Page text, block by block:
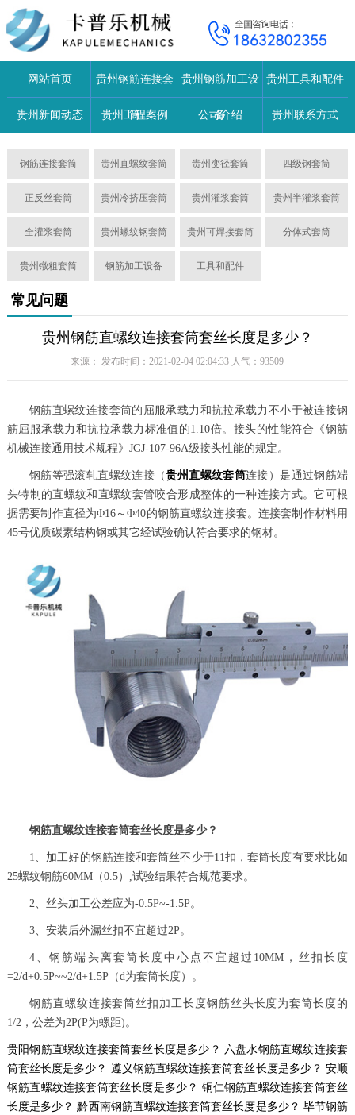
网站首页 贵州钢筋连接套
筒
贵州钢筋加工设
备
贵州工具和配件
贵州新闻动态 贵州工程案例 公司介绍 贵州联系方式
钢筋连接套筒 贵州直螺纹套筒 贵州变径套筒 四级钢套筒
正反丝套筒 贵州冷挤压套筒 贵州灌浆套筒 贵州半灌浆套筒
全灌浆套筒 贵州螺纹钢套筒 贵州可焊接套筒 分体式套筒
贵州镦粗套筒 钢筋加工设备 工具和配件
常见问题
贵州钢筋直螺纹连接套筒套丝长度是多少？
来源： 发布时间：2021-02-04 02:04:33 人气：93509
钢筋直螺纹连接套筒的屈服承载力和抗拉承载力不小于被连接钢
筋屈服承载力和抗拉承载力标准值的1.10倍。接头的性能符合《钢筋
机械连接通用技术规程》JGJ-107-96A级接头性能的规定。
钢筋等强滚轧直螺纹连接（贵州直螺纹套筒连接）是通过钢筋端
头特制的直螺纹和直螺纹套管咬合形成整体的一种连接方式。它可根
据需要制作直径为Φ16～Φ40的钢筋直螺纹连接套。连接套制作材料用
45号优质碳素结构钢或其它经试验确认符合要求的钢材。
钢筋直螺纹连接套筒套丝长度是多少？
1、加工好的钢筋连接和套筒丝不少于11扣，套筒长度有要求比如
25螺纹钢筋60MM（0.5）,试验结果符合规范要求。
2、丝头加工公差应为-0.5P~-1.5P。
3、安装后外漏丝扣不宜超过2P。
4、钢筋端头离套筒长度中心点不宜超过10MM，丝扣长度
=2/d+0.5P~~2/d+1.5P（d为套筒长度）。
钢筋直螺纹连接套筒丝扣加工长度钢筋丝头长度为套筒长度的
1/2，公差为2P(P为螺距)。
贵阳钢筋直螺纹连接套筒套丝长度是多少？ 六盘水钢筋直螺纹连接套
筒套丝长度是多少？ 遵义钢筋直螺纹连接套筒套丝长度是多少？ 安顺
钢筋直螺纹连接套筒套丝长度是多少？ 铜仁钢筋直螺纹连接套筒套丝
长度是多少？ 黔西南钢筋直螺纹连接套筒套丝长度是多少？ 毕节钢筋